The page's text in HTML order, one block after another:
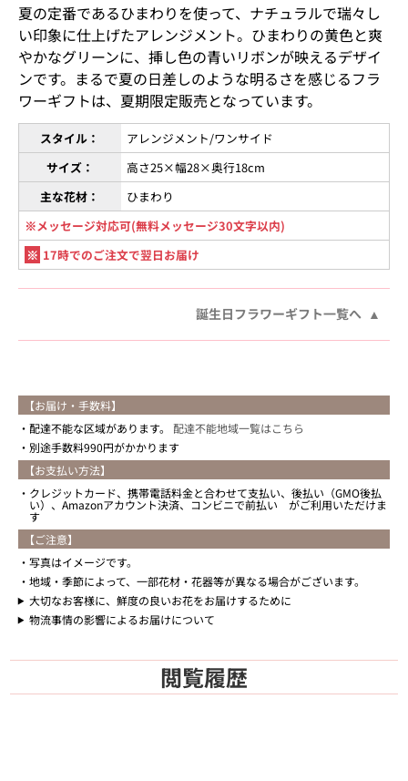
夏の定番であるひまわりを使って、ナチュラルで瑞々し
い印象に仕上げたアレンジメント。ひまわりの黄色と爽
やかなグリーンに、挿し色の青いリボンが映えるデザイ
ンです。まるで夏の日差しのような明るさを感じるフラ
ワーギフトは、夏期限定販売となっています。
スタイル：
アレンジメント/ワンサイド
サイズ：
高さ25×幅28×奥行18cm
主な花材：
ひまわり
※メッセージ対応可(無料メッセージ30文字以内)
※ 17時でのご注文で翌日お届け
誕生日フラワーギフト一覧へ
【お届け・手数料】
配達不能な区域があります。 配達不能地域一覧はこちら
別途手数料990円がかかります
【お支払い方法】
クレジットカード、携帯電話料金と合わせて支払い、後払い（GMO後払
い）、Amazonアカウント決済、コンビニで前払い がご利用いただけま
す
【ご注意】
写真はイメージです。
地域・季節によって、一部花材・花器等が異なる場合がございます。
大切なお客様に、鮮度の良いお花をお届けするために
物流事情の影響によるお届けについて
閲覧履歴